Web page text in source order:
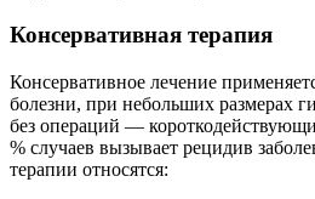
Консервативная терапия
Консервативное лечение
болезни, при небольших размерах
без операций —
% случаев вызывает рецидив
терапии относятся: